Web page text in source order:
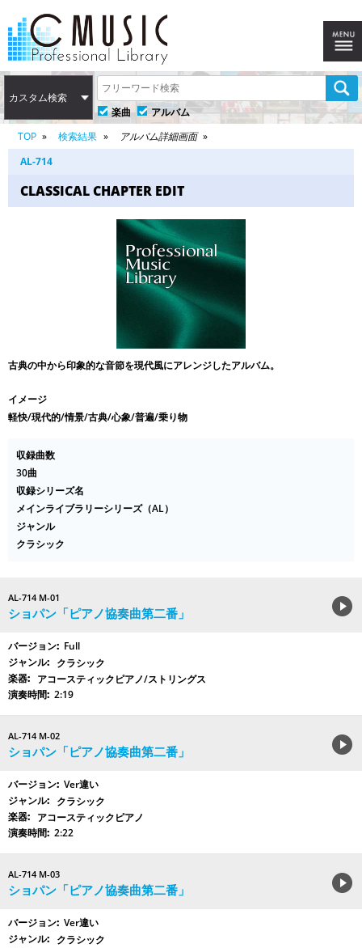
カスタム検索
楽曲
アルバム
TOP
検索結果
アルバム詳細画面
AL-714
CLASSICAL CHAPTER EDIT
古典の中から印象的な音節を現代風にアレンジしたアルバム。
イメージ
軽快/現代的/情景/古典/心象/普遍/乗り物
収録曲数
30曲
収録シリーズ名
メインライブラリーシリーズ（AL）
ジャンル
クラシック
AL-714 M-01
ショパン「ピアノ協奏曲第二番」
Full
クラシック
アコースティックピアノ/ストリングス
2:19
AL-714 M-02
ショパン「ピアノ協奏曲第二番」
Ver違い
クラシック
アコースティックピアノ
2:22
AL-714 M-03
ショパン「ピアノ協奏曲第二番」
Ver違い
クラシック